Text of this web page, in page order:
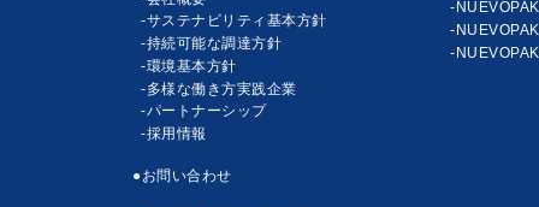
-サステナビリティ基本方針
-持続可能な調達方針
-環境基本方針
-多様な働き方実践企業
-パートナーシップ
-採用情報
●お問い合わせ
-
-
-